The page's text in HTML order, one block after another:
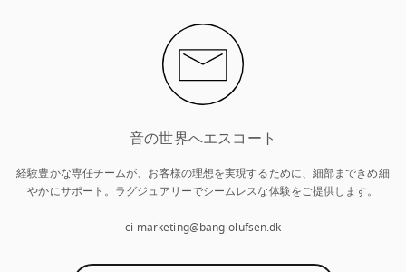
音の世界へエスコート
経験豊かな専任チームが、お客様の理想を実現するために、細部まできめ細
やかにサポート。ラグジュアリーでシームレスな体験をご提供します。
ci-marketing@bang-olufsen.dk